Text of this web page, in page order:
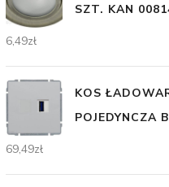
SZT. KAN
6,49zł
KOS
POJEDYNCZA
69,49zł